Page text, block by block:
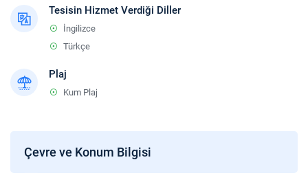
Tesisin Hizmet Verdiği Diller
İngilizce
Türkçe
Plaj
Kum Plaj
Çevre ve Konum Bilgisi